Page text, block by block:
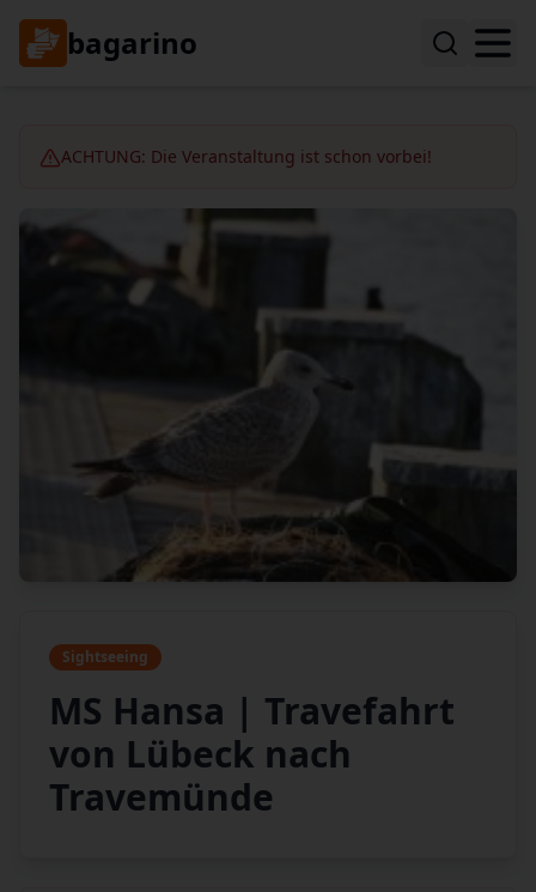
bagarino
ACHTUNG: Die Veranstaltung ist schon vorbei!
Sightseeing
MS Hansa | Travefahrt
von Lübeck nach
Travemünde